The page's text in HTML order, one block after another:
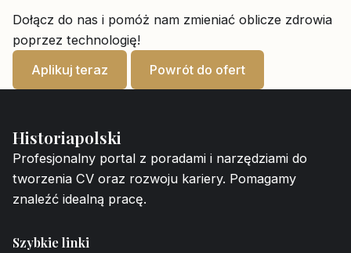
Dołącz do nas i pomóż nam zmieniać oblicze zdrowia
poprzez technologię!
Aplikuj teraz
Powrót do ofert
Historiapolski
Profesjonalny portal z poradami i narzędziami do
tworzenia CV oraz rozwoju kariery. Pomagamy
znaleźć idealną pracę.
Szybkie linki